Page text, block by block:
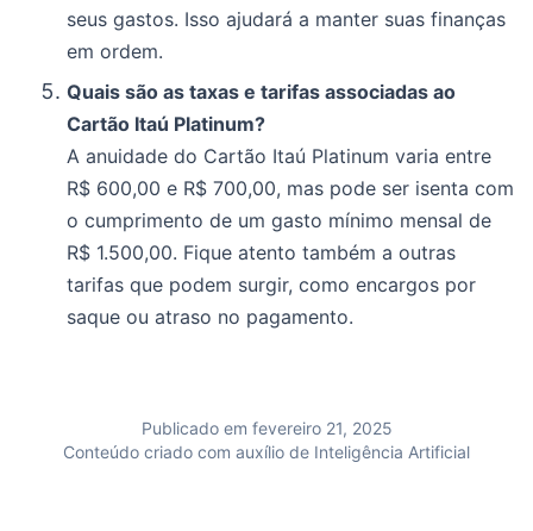
seus gastos. Isso ajudará a manter suas finanças
em ordem.
Quais são as taxas e tarifas associadas ao
Cartão Itaú Platinum?
A anuidade do Cartão Itaú Platinum varia entre
R$ 600,00 e R$ 700,00, mas pode ser isenta com
o cumprimento de um gasto mínimo mensal de
R$ 1.500,00. Fique atento também a outras
tarifas que podem surgir, como encargos por
saque ou atraso no pagamento.
Publicado em fevereiro 21, 2025
Conteúdo criado com auxílio de Inteligência Artificial